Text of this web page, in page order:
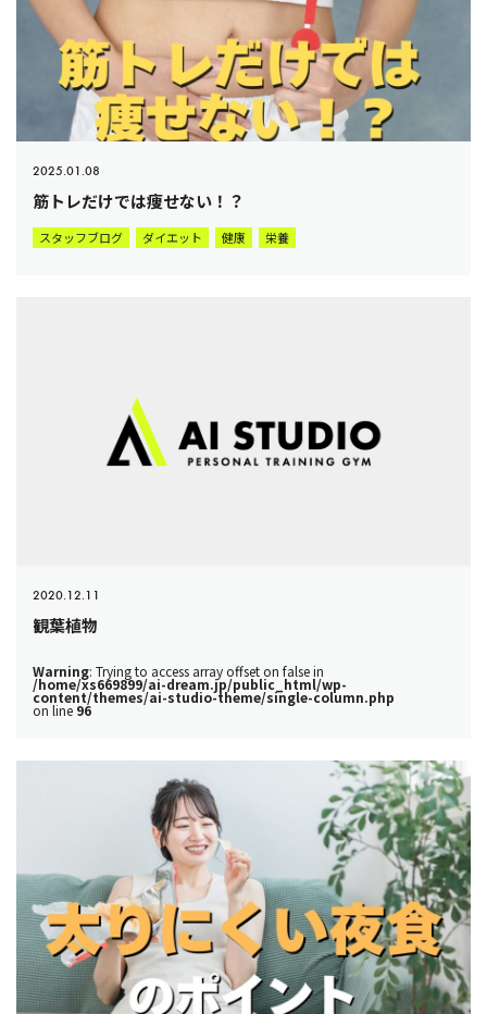
2025.01.08
筋トレだけでは痩せない！？
スタッフブログ ダイエット 健康 栄養
2020.12.11
観葉植物
Warning: Trying to access array offset on false in
/home/xs669899/ai-dream.jp/public_html/wp-
content/themes/ai-studio-theme/single-column.php
on line 96